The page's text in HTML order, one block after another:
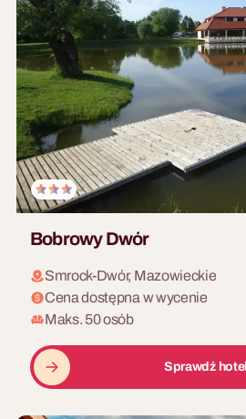
Bobrowy Dwór
Smrock-Dwór, Mazowieckie
Cena dostępna w wycenie
Maks. 50 osób
Sprawdź hotel